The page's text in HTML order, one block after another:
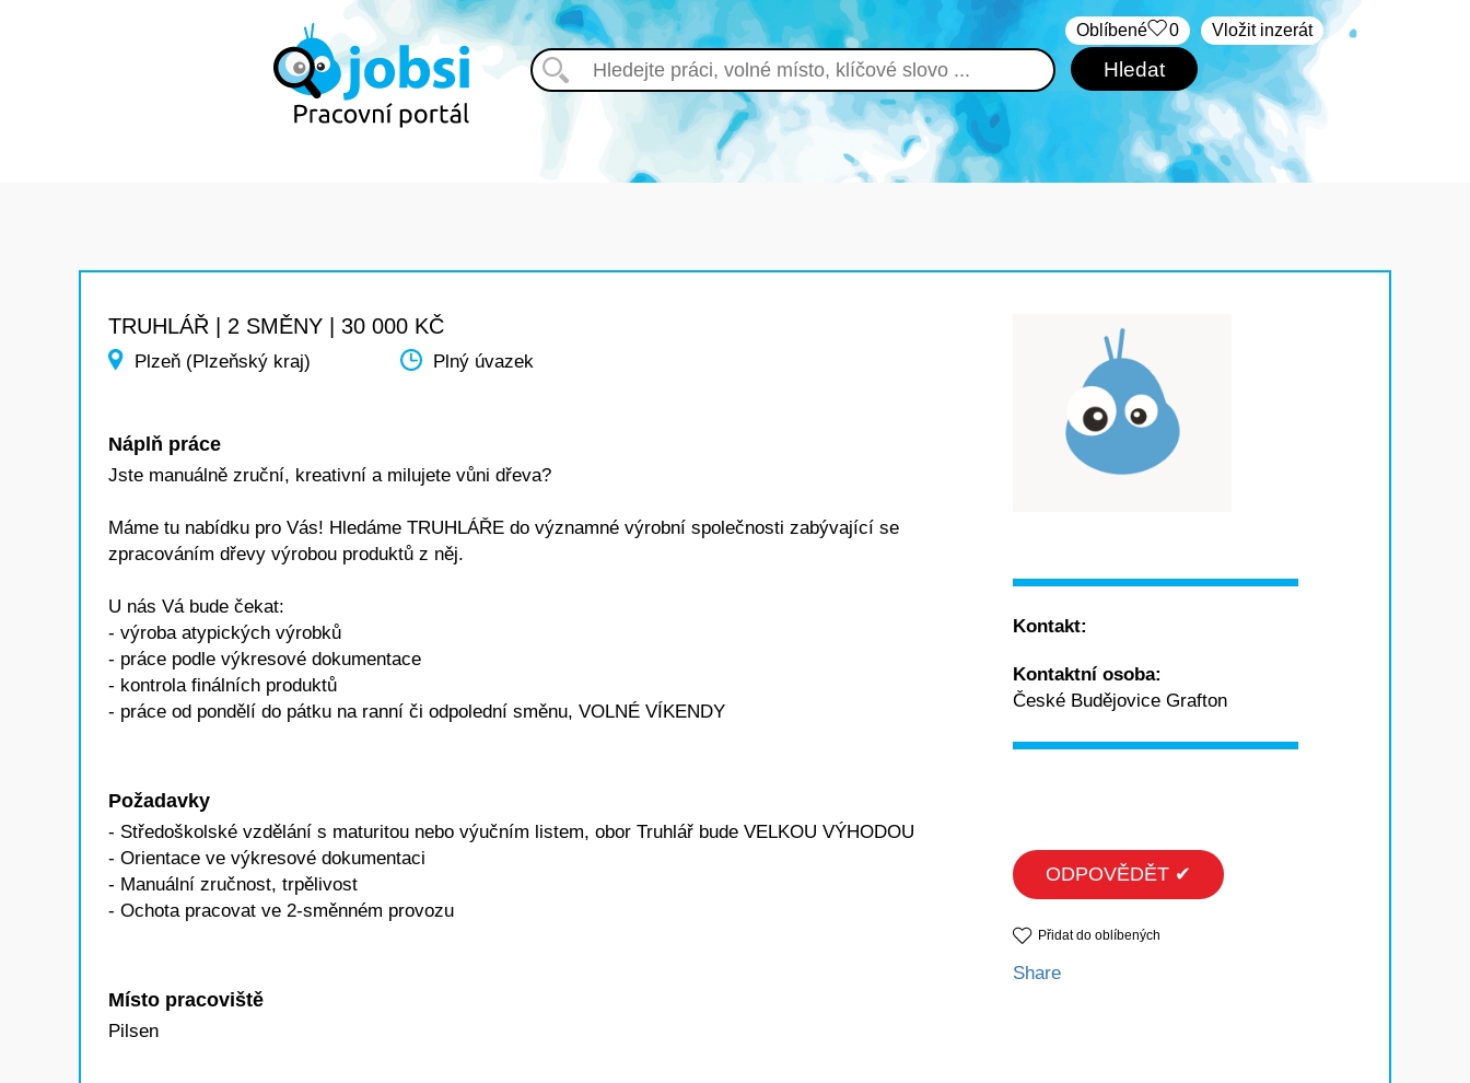
Vložit inzerát
Oblíbené 0
TRUHLÁŘ | 2 SMĚNY | 30 000 KČ
Plzeň (Plzeňský kraj) Plný úvazek
Náplň práce
Jste manuálně zruční, kreativní a milujete vůni dřeva?
Máme tu nabídku pro Vás! Hledáme TRUHLÁŘE do významné výrobní společnosti zabývající se
zpracováním dřevy výrobou produktů z něj.
U nás Vá bude čekat:
- výroba atypických výrobků
- práce podle výkresové dokumentace
- kontrola finálních produktů
- práce od pondělí do pátku na ranní či odpolední směnu, VOLNÉ VÍKENDY
Požadavky
- Středoškolské vzdělání s maturitou nebo výučním listem, obor Truhlář bude VELKOU VÝHODOU
- Orientace ve výkresové dokumentaci
- Manuální zručnost, trpělivost
- Ochota pracovat ve 2-směnném provozu
Místo pracoviště
Pilsen
Kontakt:
Kontaktní osoba:
České Budějovice Grafton
ODPOVĚDĚT ✔
Přidat do oblíbených
Share